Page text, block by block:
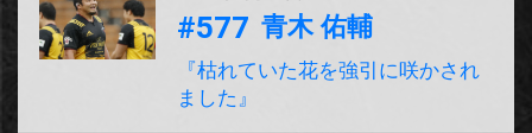
#577 青木 佑輔
『枯れていた花を強引に咲かされ
ました』